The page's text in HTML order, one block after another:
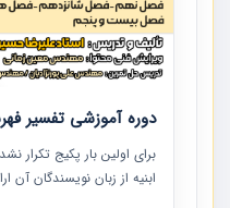
دوره آموزشی تفسیر
برای اولین بار پکیج تکرار
ابنیه از زبان نویسندگان
ردیف ها و مطالب فهرست